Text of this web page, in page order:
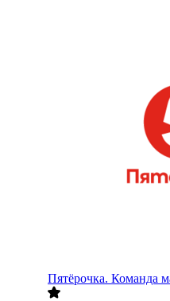
Пятёрочка. Команда